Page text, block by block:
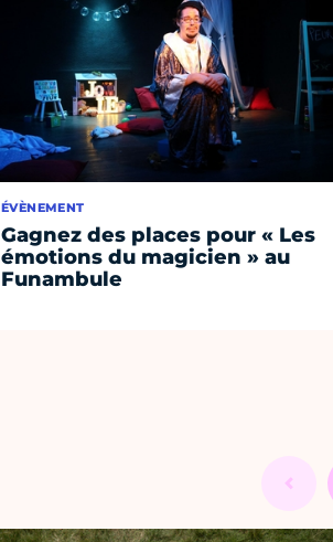
ÉVÈNEMENT
Gagnez des places pour « Les
émotions du magicien » au
Funambule